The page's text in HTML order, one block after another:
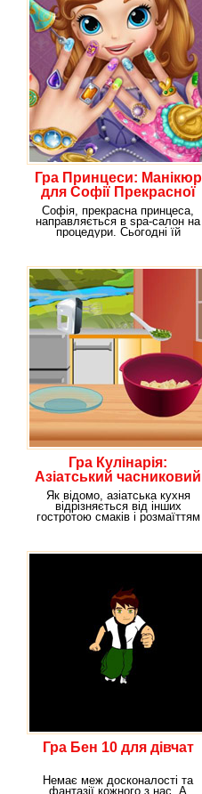
Гра Принцеси: Манікюр
для Софії Прекрасної
Софія, прекрасна принцеса,
направляється в spa-салон на
процедури. Сьогодні їй
Гра Кулінарія:
Азіатський часниковий
тост
Як відомо, азіатська кухня
відрізняється від інших
гостротою смаків і розмаїттям
Гра Бен 10 для дівчат
Немає меж досконалості та
фантазії кожного з нас. А